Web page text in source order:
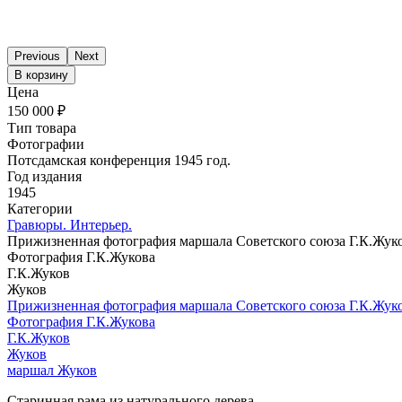
Previous
Next
В корзину
Цена
150 000 ₽
Тип товара
Фотографии
Потсдамская конференция 1945 год.
Год издания
1945
Категории
Гравюры. Интерьер.
Прижизненная фотография маршала Советского союза
Фотография Г.К.Жукова
Г.К.Жуков
Жуков
Прижизненная фотография маршала Советского союза
Фотография Г.К.Жукова
Г.К.Жуков
Жуков
маршал Жуков